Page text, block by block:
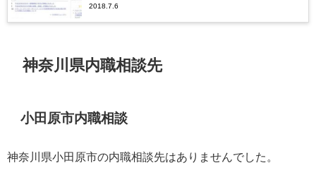
2018.7.6
神奈川県内職相談先
小田原市内職相談
神奈川県小田原市の内職相談先はありませんでした。